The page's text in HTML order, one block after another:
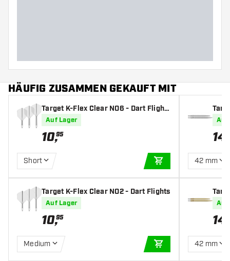
HÄUFIG ZUSAMMEN GEKAUFT MIT
Target K-Flex Clear NO6 - Dart Flight
Auf Lager
10,95
Short
IN DEN
Target K-Flex Clear NO2 - Dart Flights
Auf Lager
10,95
Medium
IN DEN
Auf
14
42 mm
ttlerAuf
14
42 mm